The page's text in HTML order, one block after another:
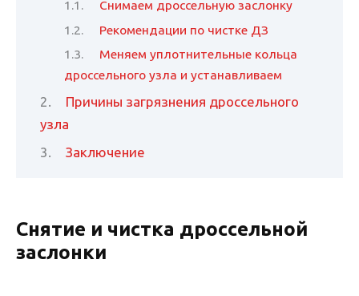
Снимаем дроссельную заслонку
Рекомендации по чистке ДЗ
Меняем уплотнительные кольца
дроссельного узла и устанавливаем
Причины загрязнения дроссельного
узла
Заключение
Снятие и чистка дроссельной
заслонки